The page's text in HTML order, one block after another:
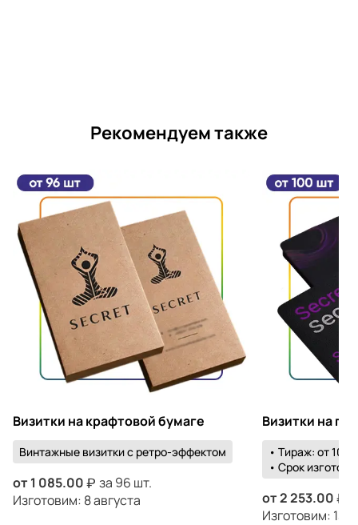
Рекомендуем также
Визитки на крафтовой бумаге
Винтажные визитки с ретро-эффектом
от 1 085.00
за 96 шт.
Изготовим: 8 августа
Визитки на
• Тираж: от 100
• Срок
от2 253.00
Изготовим: 13